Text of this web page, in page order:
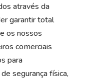
através da
garantir total
os nossos
comerciais
para
segurança física,